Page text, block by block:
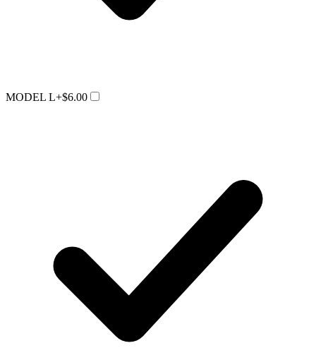
MODEL L+$6.00